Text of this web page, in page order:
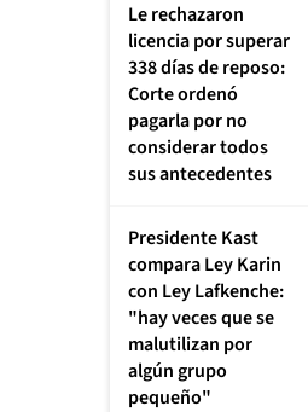
Le rechazaron
licencia por superar
338 días de reposo:
Corte ordenó
pagarla por no
considerar todos
sus antecedentes
Presidente Kast
compara Ley Karin
con Ley Lafkenche:
"hay veces que se
malutilizan por
algún grupo
pequeño"